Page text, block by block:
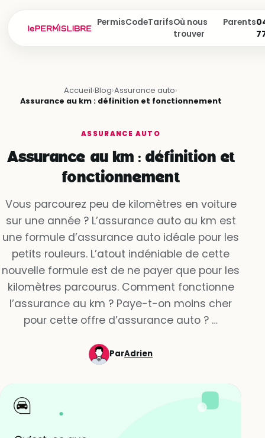
PermisCodeTarifsOù nous
trouver
Parents
Accueil›Blog›Assurance auto›
Assurance au km : définition et fonctionnement
ASSURANCE AUTO
Assurance au km : définition et
fonctionnement
Vous parcourez peu de kilomètres en voiture
sur une année ? L’assurance auto au km est
une formule d’assurance auto idéale pour les
petits rouleurs. L’atout indéniable de cette
nouvelle formule est de ne payer que pour les
kilomètres parcourus. Comment fonctionne
l’assurance au km ? Paye-t-on moins cher
pour cette offre d’assurance auto ? …
ParAdrien